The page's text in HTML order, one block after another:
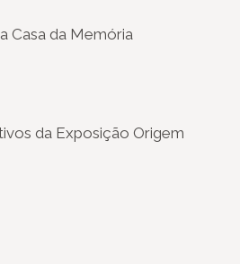
da Exposição Origem